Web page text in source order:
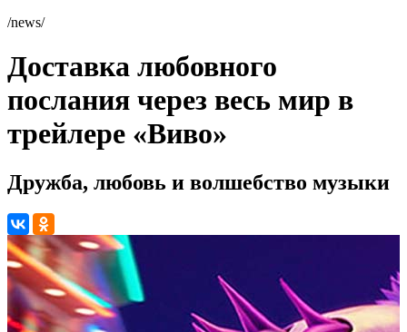
/news/
Доставка любовного
послания через весь мир в
трейлере «Виво»
Дружба, любовь и волшебство музыки